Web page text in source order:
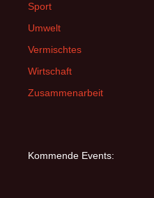
Sport
Umwelt
Vermischtes
Wirtschaft
Zusammenarbeit
Kommende Events: